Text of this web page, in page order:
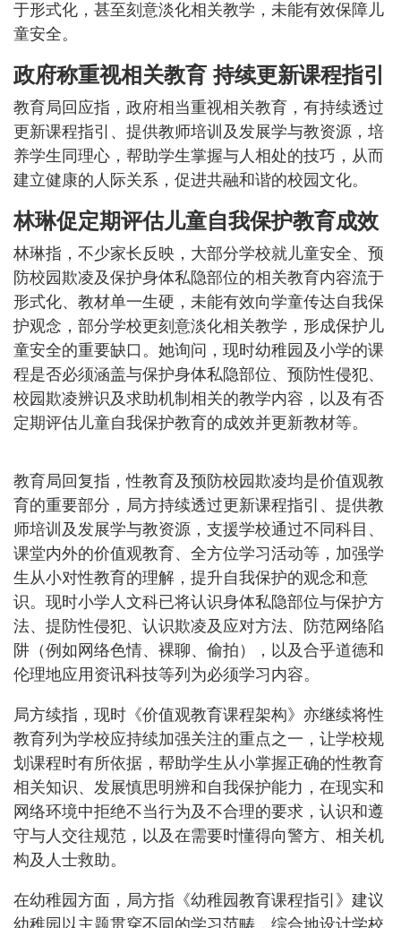
于形式化，甚至刻意淡化相关教学，未能有效保障儿
童安全。
政府称重视相关教育 持续更新课程指引
教育局回应指，政府相当重视相关教育，有持续透过
更新课程指引、提供教师培训及发展学与教资源，培
养学生同理心，帮助学生掌握与人相处的技巧，从而
建立健康的人际关系，促进共融和谐的校园文化。
林琳促定期评估儿童自我保护教育成效
林琳指，不少家长反映，大部分学校就儿童安全、预
防校园欺凌及保护身体私隐部位的相关教育内容流于
形式化、教材单一生硬，未能有效向学童传达自我保
护观念，部分学校更刻意淡化相关教学，形成保护儿
童安全的重要缺口。她询问，现时幼稚园及小学的课
程是否必须涵盖与保护身体私隐部位、预防性侵犯、
校园欺凌辨识及求助机制相关的教学内容，以及有否
定期评估儿童自我保护教育的成效并更新教材等。
教育局回复指，性教育及预防校园欺凌均是价值观教
育的重要部分，局方持续透过更新课程指引、提供教
师培训及发展学与教资源，支援学校通过不同科目、
课堂内外的价值观教育、全方位学习活动等，加强学
生从小对性教育的理解，提升自我保护的观念和意
识。现时小学人文科已将认识身体私隐部位与保护方
法、提防性侵犯、认识欺凌及应对方法、防范网络陷
阱（例如网络色情、裸聊、偷拍），以及合乎道德和
伦理地应用资讯科技等列为必须学习内容。
局方续指，现时《价值观教育课程架构》亦继续将性
教育列为学校应持续加强关注的重点之一，让学校规
划课程时有所依据，帮助学生从小掌握正确的性教育
相关知识、发展慎思明辨和自我保护能力，在现实和
网络环境中拒绝不当行为及不合理的要求，认识和遵
守与人交往规范，以及在需要时懂得向警方、相关机
构及人士救助。
在幼稚园方面，局方指《幼稚园教育课程指引》建议
幼稚园以主题贯穿不同的学习范畴，综合地设计学校